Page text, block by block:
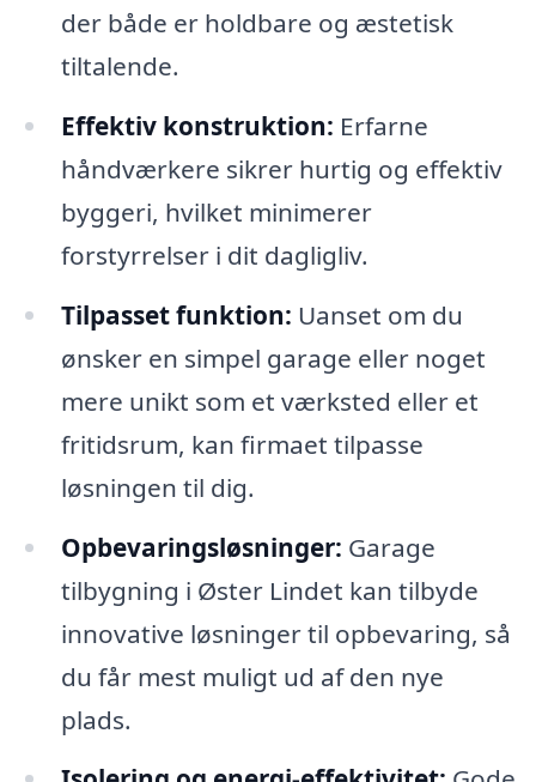
der både er holdbare og æstetisk
tiltalende.
Effektiv konstruktion: Erfarne
håndværkere sikrer hurtig og effektiv
byggeri, hvilket minimerer
forstyrrelser i dit dagligliv.
Tilpasset funktion: Uanset om du
ønsker en simpel garage eller noget
mere unikt som et værksted eller et
fritidsrum, kan firmaet tilpasse
løsningen til dig.
Opbevaringsløsninger: Garage
tilbygning i Øster Lindet kan tilbyde
innovative løsninger til opbevaring, så
du får mest muligt ud af den nye
plads.